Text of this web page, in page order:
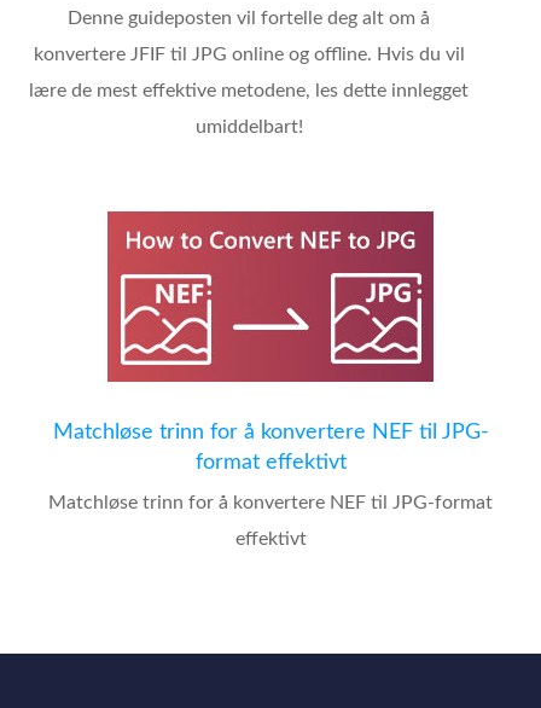
Denne guideposten vil fortelle deg alt om å
konvertere JFIF til JPG online og offline. Hvis du vil
lære de mest effektive metodene, les dette innlegget
umiddelbart!
Matchløse trinn for å konvertere NEF til JPG-
format effektivt
Matchløse trinn for å konvertere NEF til JPG-format
effektivt